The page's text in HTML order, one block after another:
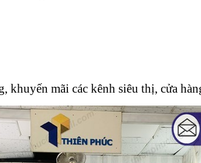
khuyến mãi các kênh siêu thị, cửa